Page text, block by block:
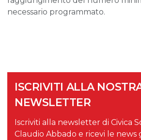
necessario programmato.
ISCRIVITI ALLA
NEWSLETTER
Iscriviti alla newsletter di Civica
Claudio Abbado e ricevi le news